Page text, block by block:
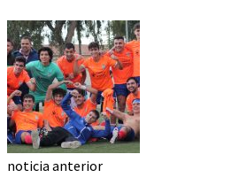
noticia anterior